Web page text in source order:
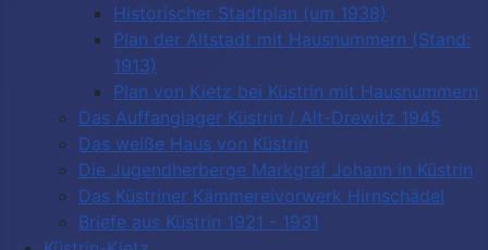
Historischer Stadtplan (um 1938)
Plan der Altstadt mit Hausnummern (Stand:
1913)
Plan von Kietz bei Küstrin mit Hausnummern
Das Auffanglager Küstrin / Alt-Drewitz 1945
Das weiße Haus von Küstrin
Die Jugendherberge Markgraf Johann in Küstrin
Das Küstriner Kämmereivorwerk Hirnschädel
Briefe aus Küstrin 1921 - 1931